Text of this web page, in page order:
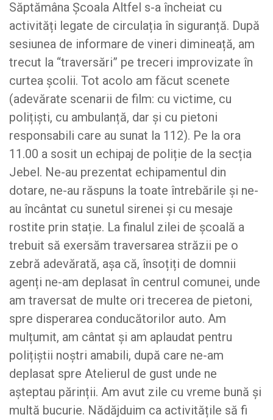
Săptămâna Școala Altfel s-a încheiat cu
activități legate de circulația în siguranță. După
sesiunea de informare de vineri dimineață, am
trecut la “traversări” pe treceri improvizate în
curtea școlii. Tot acolo am făcut scenete
(adevărate scenarii de film: cu victime, cu
polițiști, cu ambulanță, dar și cu pietoni
responsabili care au sunat la 112). Pe la ora
11.00 a sosit un echipaj de poliție de la secția
Jebel. Ne-au prezentat echipamentul din
dotare, ne-au răspuns la toate întrebările și ne-
au încântat cu sunetul sirenei și cu mesaje
rostite prin stație. La finalul zilei de școală a
trebuit să exersăm traversarea străzii pe o
zebră adevărată, așa că, însoțiți de domnii
agenți ne-am deplasat în centrul comunei, unde
am traversat de multe ori trecerea de pietoni,
spre disperarea conducătorilor auto. Am
mulțumit, am cântat și am aplaudat pentru
polițiștii noștri amabili, după care ne-am
deplasat spre Atelierul de gust unde ne
așteptau părinții. Am avut zile cu vreme bună și
multă bucurie. Nădăjduim ca activitățile să fi